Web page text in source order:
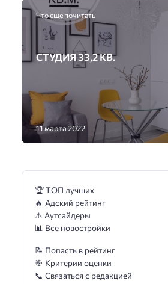
Что еще почитать
СТУДИЯ 33,2 КВ.
11 марта 2022
🏆 ТОП лучших
🔥 Адский рейтинг
⚠️ Аутсайдеры
📊 Все новостройки
📝 Попасть в рейтинг
🎯 Критерии оценки
📞 Связаться с редакцией